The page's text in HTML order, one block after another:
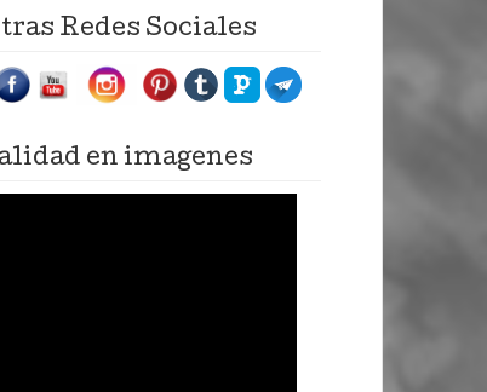
Redes Sociales
en imagenes